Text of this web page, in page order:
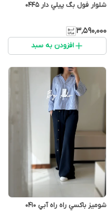
شلوار فول بگ پيلي دار 0445
۳٬۵۹۰٬۰۰۰
افزودن به سبد
شوميز باكسي راه راه آبي 0410